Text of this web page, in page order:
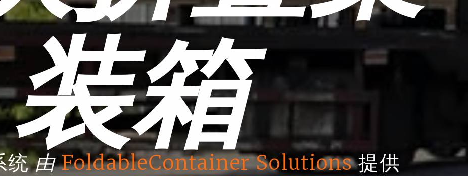
装箱
统由 FoldableContainer Solutions提供